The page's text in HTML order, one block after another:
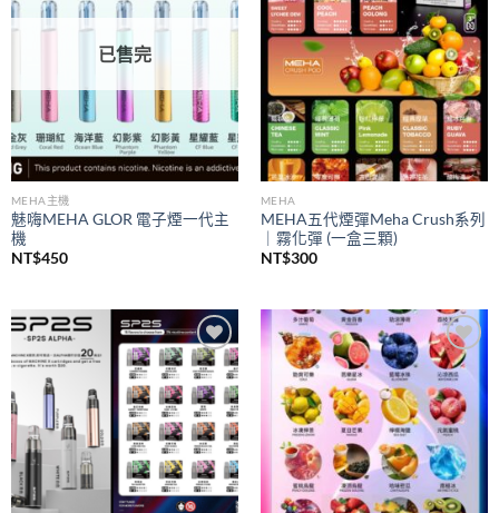
已售完
MEHA主機
魅嗨MEHA GLOR 電子煙一代主
機
NT$450
MEHA
MEHA五代煙彈Meha Crush系列
｜霧化彈 (一盒三顆)
NT$300
Add to
wishlist
Add to
wishlist